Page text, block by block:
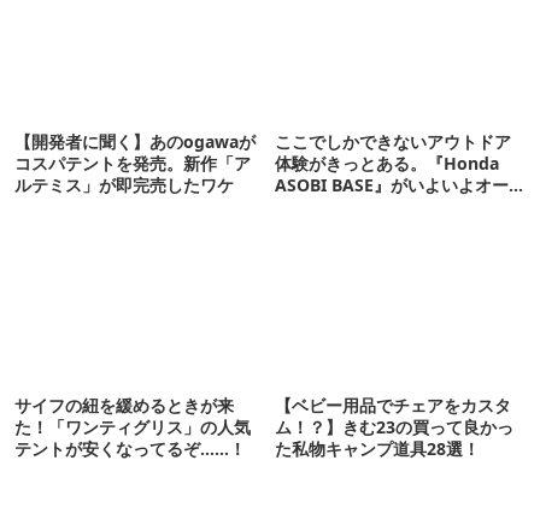
【開発者に聞く】あのogawaが
コスパテントを発売。新作「ア
ルテミス」が即完売したワケ
ここでしかできないアウトドア
体験がきっとある。『Honda
ASOBI BASE』がいよいよオー
サイフの紐を緩めるときが来
た！「ワンティグリス」の人気
テントが安くなってるぞ……！
【ベビー用品でチェアをカスタ
ム！？】きむ23の買って良かっ
た私物キャンプ道具28選！